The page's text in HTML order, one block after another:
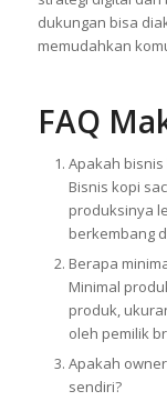
dukungan bisa
memudahkan
FAQ
Apakah
Bisnis kopi
produksinya
berkembang
Berapa
Minimal
produk,
oleh pemilik
Apakah
sendiri?